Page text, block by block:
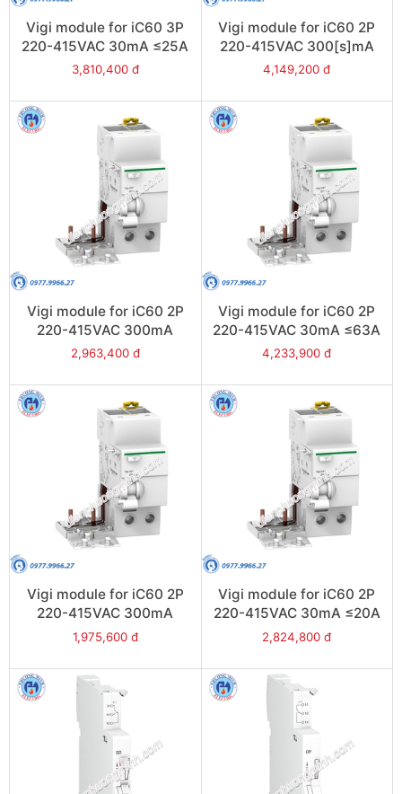
Vigi module for iC60 3P
220-415VAC 30mA ≤25A
- Model A9V41325
3,810,400 đ
Vigi module for iC60 2P
220-415VAC 300[s]mA
≤63A - Model A9V25263
4,149,200 đ
Vigi module for iC60 2P
220-415VAC 300mA
≤63A - Model A9V44263
2,963,400 đ
Vigi module for iC60 2P
220-415VAC 30mA ≤63A
- Model A9V41263
4,233,900 đ
Vigi module for iC60 2P
220-415VAC 300mA
≤20A - Model A9V44225
1,975,600 đ
Vigi module for iC60 2P
220-415VAC 30mA ≤20A
- Model A9V41225
2,824,800 đ